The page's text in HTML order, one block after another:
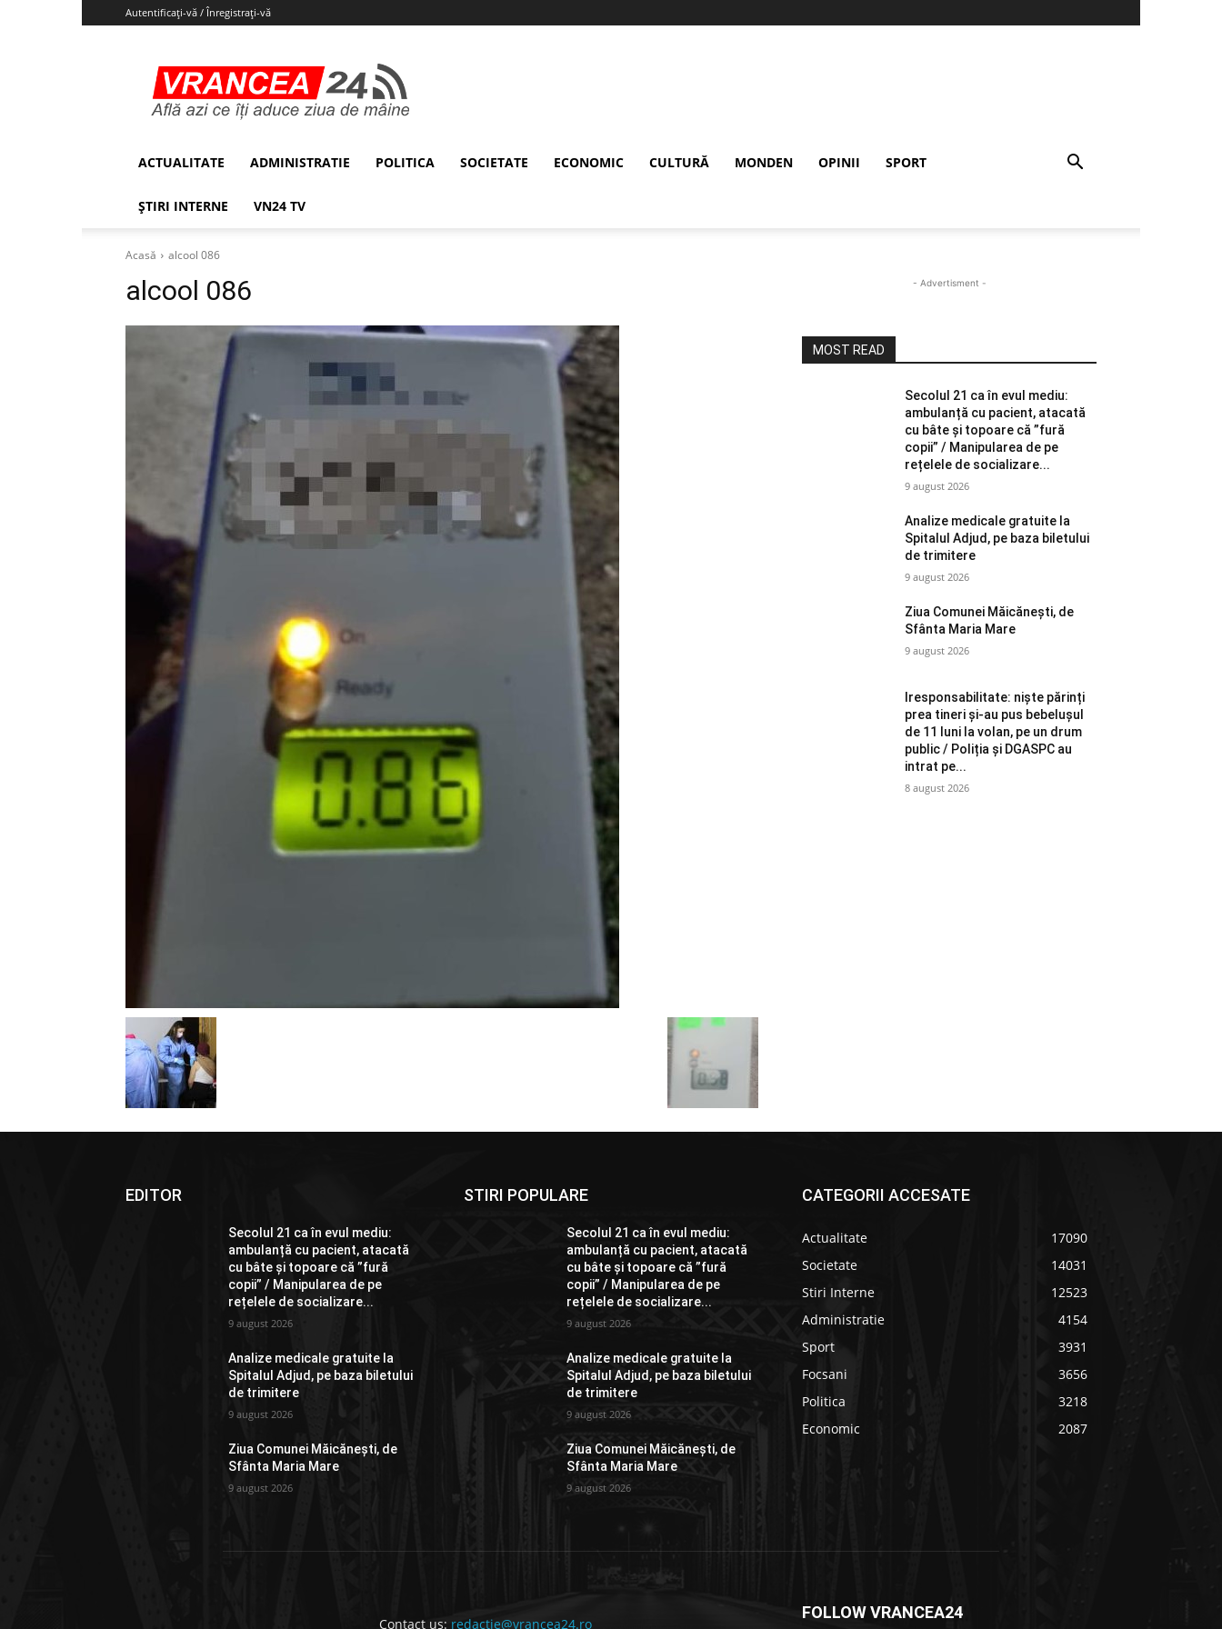
Autentificați-vă / Înregistrați-vă
ACTUALITATE ADMINISTRATIE POLITICA SOCIETATE ECONOMIC CULTURĂ MONDEN OPINII SPORT
ȘTIRI INTERNE VN24 TV
Acasă alcool 086
alcool 086 - Advertisment -
MOST READ
Secolul 21 ca în evul mediu:
ambulanță cu pacient, atacată
cu bâte și topoare că ”fură
copii” / Manipularea de pe
rețelele de socializare...
9 august 2026
Analize medicale gratuite la
Spitalul Adjud, pe baza biletului
de trimitere
9 august 2026
Ziua Comunei Măicănești, de
Sfânta Maria Mare
9 august 2026
Iresponsabilitate: niște părinți
prea tineri și-au pus bebelușul
de 11 luni la volan, pe un drum
public / Poliția și DGASPC au
intrat pe...
8 august 2026
EDITOR
Secolul 21 ca în evul mediu:
ambulanță cu pacient, atacată
cu bâte și topoare că ”fură
copii” / Manipularea de pe
rețelele de socializare...
9 august 2026
Analize medicale gratuite la
Spitalul Adjud, pe baza biletului
de trimitere
9 august 2026
Ziua Comunei Măicănești, de
Sfânta Maria Mare
9 august 2026
STIRI POPULARE
Secolul 21 ca în evul mediu:
ambulanță cu pacient, atacată
cu bâte și topoare că ”fură
copii” / Manipularea de pe
rețelele de socializare...
9 august 2026
Analize medicale gratuite la
Spitalul Adjud, pe baza biletului
de trimitere
9 august 2026
Ziua Comunei Măicănești, de
Sfânta Maria Mare
9 august 2026
CATEGORII ACCESATE
Actualitate
17090
Societate
14031
Stiri Interne
12523
Administratie
4154
Sport
3931
Focsani
3656
Politica
3218
Economic
2087
Contact us: redactie@vrancea24.ro
FOLLOW VRANCEA24